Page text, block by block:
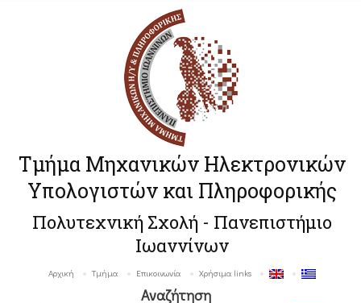
Τμήμα Μηχανικών Ηλεκτρονικών
Υπολογιστών και Πληροφορικής
Πολυτεχνική Σχολή - Πανεπιστήμιο
Ιωαννίνων
Αρχική Τμήμα Επικοινωνία Χρήσιμα links
Αναζήτηση